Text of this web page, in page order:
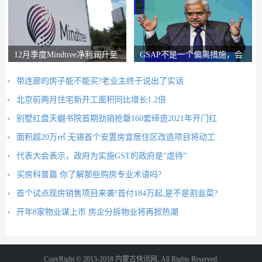
12月季度Mindtree净利润升至
GSAP不是一个偏离措施，会
带连廊的房子能不能买?老业主终于说出了实话
北京前两月住宅新开工面积同比增长1.2倍
别墅红盘天樾书院首期劲销抢罄160套缔造2021年开门红
面积超20万㎡ 无锡首个安置房宜居住区改造项目将动工
代表大会表示，政府为实施GST的政府是“虐待”
买房科普篇 你了解那些购房专业术语吗?
首个试点现房销售项目来袭!首付184万起,是不是割韭菜?
开年8家物业谋上市 房企分拆物业将再掀热潮
CopyRight © 2013-2018 内蒙古快讯网, All Rights Reserved.